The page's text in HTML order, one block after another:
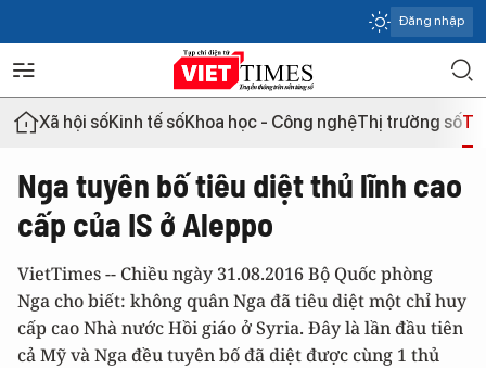
Đăng nhập
Xã hội sốKinh tế sốKhoa học - Công nghệThị trường số
Nga tuyên bố tiêu diệt thủ lĩnh cao
cấp của IS ở Aleppo
VietTimes -- Chiều ngày 31.08.2016 Bộ Quốc phòng
Nga cho biết: không quân Nga đã tiêu diệt một chỉ huy
cấp cao Nhà nước Hồi giáo ở Syria. Đây là lần đầu tiên
cả Mỹ và Nga đều tuyên bố đã diệt được cùng 1 thủ